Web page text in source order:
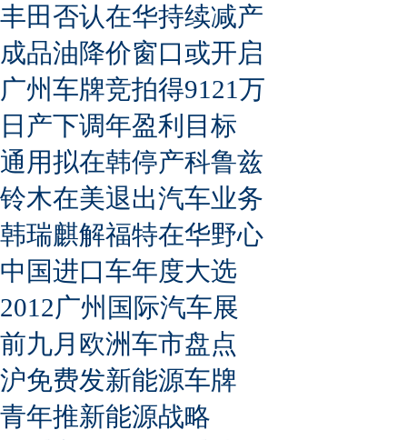
丰田否认在华持续减产
成品油降价窗口或开启
广州车牌竞拍得9121万
日产下调年盈利目标
通用拟在韩停产科鲁兹
铃木在美退出汽车业务
韩瑞麒解福特在华野心
中国进口车年度大选
2012广州国际汽车展
前九月欧洲车市盘点
沪免费发新能源车牌
青年推新能源战略